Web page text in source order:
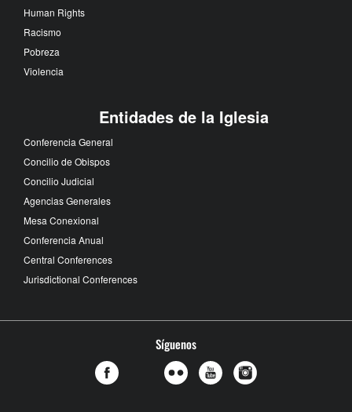
Human Rights
Racismo
Pobreza
Violencia
Entidades de la Iglesia
Conferencia General
Concilio de Obispos
Concilio Judicial
Agencias Generales
Mesa Conexional
Conferencia Anual
Central Conferences
Jurisdictional Conferences
Síguenos